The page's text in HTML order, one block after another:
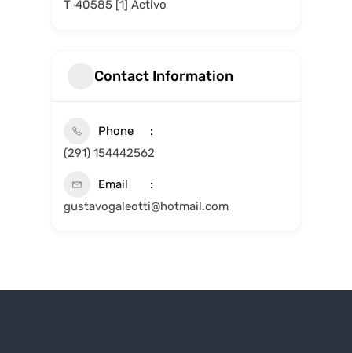
T-40585 [1] Activo
Contact Information
Phone
(291) 154442562
Email
gustavogaleotti@hotmail.com